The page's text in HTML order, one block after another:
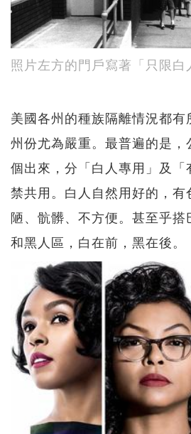
照片左方的門戶寫著「只限白
美國各州的種族隔離情況都
州份尤為嚴重。最普遍的是
個出來，分「白人專用」及
禁共用。白人自然用好的，有
陋、骯髒、不方便。甚至乎搭
和黑人區，白在前，黑在後。